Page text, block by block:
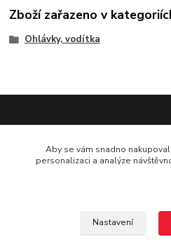
Zboží zařazeno v
Ohlávky, vodítka
Aby se vám snadno
personalizaci a analýze
Nastavení